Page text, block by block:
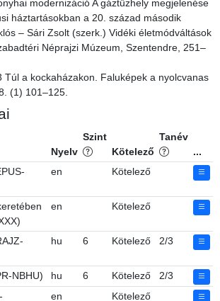
modernizáció A gáztűzhely megjelenése
háztartásokban a 20. század második
– Sári Zsolt (szerk.) Vidéki életmódváltások
Néprajzi Múzeum, Szentendre, 251–
Túl a kockaházakon. Faluképek a nyolcvanas
(1) 101–125.
Nyelv
Szint
Kötelező
Tanév
...
en Kötelező
en Kötelező
hu 6 Kötelező 2/3
NBHU) hu 6 Kötelező
2/3
en Kötelező